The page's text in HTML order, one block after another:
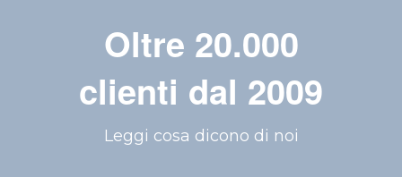
Oltre 20.000
clienti dal 2009
Leggi cosa dicono di noi